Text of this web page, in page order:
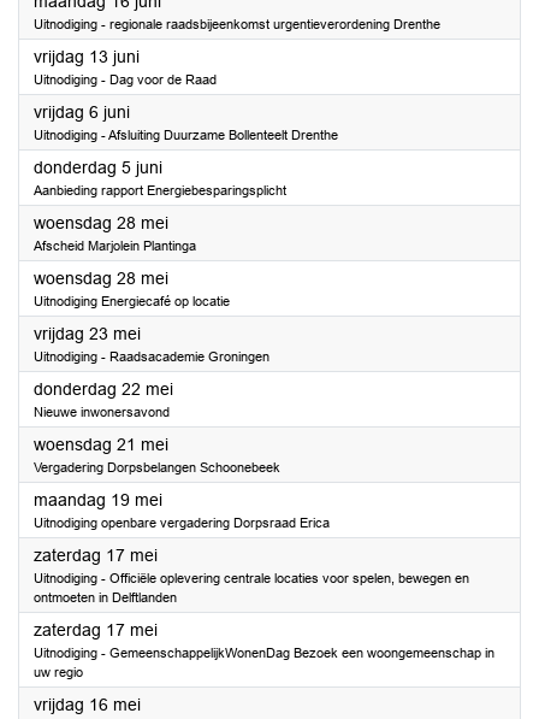
Uitnodiging - regionale raadsbijeenkomst urgentieverordening Drenthe
vrijdag 13 juni2025
Uitnodiging - Dag voor de Raad
vrijdag 6 juni2025
Uitnodiging - Afsluiting Duurzame Bollenteelt Drenthe
donderdag 5 juni2025
Aanbieding rapport Energiebesparingsplicht
woensdag 28 mei2025
Afscheid Marjolein Plantinga
woensdag 28 mei2025
Uitnodiging Energiecafé op locatie
vrijdag 23 mei2025
Uitnodiging - Raadsacademie Groningen
donderdag 22 mei2025
Nieuwe inwonersavond
woensdag 21 mei2025
Vergadering Dorpsbelangen Schoonebeek
maandag 19 mei2025
Uitnodiging openbare vergadering Dorpsraad Erica
zaterdag 17 mei2025
Uitnodiging - Officiële oplevering centrale locaties voor spelen, bewegen en
ontmoeten in Delftlanden
zaterdag 17 mei2025
Uitnodiging - GemeenschappelijkWonenDag Bezoek een woongemeenschap in
uw regio
vrijdag 16 mei2025